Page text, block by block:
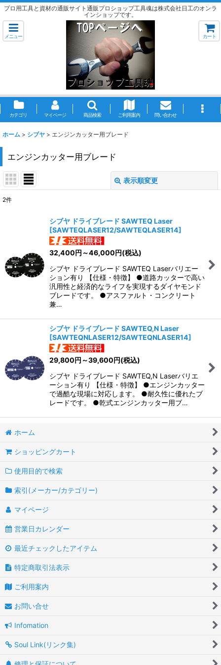
プロ用工具と資材の通販サイト通販プロショップ工具魂は株式会社日工のオンラ
インショップです。
メニュー カート
カテゴリ マイページ 商品検索 ご利用案内 問い合わせ
ホーム > シブヤ > エンジンカッター用ブレード
エンジンカッター用ブレード
表示順変更
2件
シブヤ ドライブレード SAWTEQ Laser
[SAWTEQLASER12/SAWTEQLASER14]
32,400円 ～46,000円(税込)
シブヤ ドライブレード SAWTEQ Laserバリエー
ション有り 【仕様・特徴】 ●道路カッターで高い
汎用性と経済的なライフを実現するダイヤモンド
ブレードです。 ●アスファルト・コンクリート
兼…
シブヤ ドライブレード SAWTEQ,N Laser
[SAWTEQNLASER12/SAWTEQNLASER14]
29,800円 ～39,600円(税込)
シブヤ ドライブレード SAWTEQ,N Laserバリエ
ーション有り 【仕様・特徴】 ●エンジンカッター
で過酷な現場に対応します。 ●耐久性に優れたブ
レードです。 ●乾式エンジンカッター用ブ…
ホーム
ショッピングカート
使用目的で検索
索引(メーカー/カテゴリー)
マイページ
営業日カレンダー
最近チェックしたアイテム
特定商取引法表示
ご利用案内
お問い合せ
Infomation
Soul Link(リンク集)